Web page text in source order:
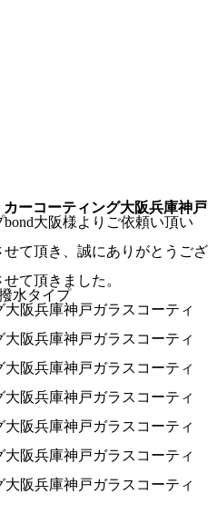
ーコーティング大阪兵庫神戸
大阪様よりご依頼い頂い
て頂き、誠にありがとうござ
て頂きました。
水タイプ